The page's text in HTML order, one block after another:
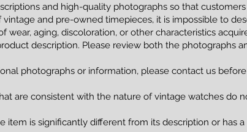
and high-quality photographs so that
and pre-owned timepieces, it is impossible to
wear, aging, discoloration, or other characteristics
description. Please review both the photographs
photographs or information, please contact us
are consistent with the nature of vintage watches do
item is significantly different from its description or has